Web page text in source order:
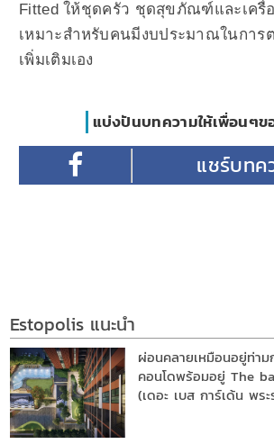
Fitted ให้ชุดครัว ชุดสุขภัณฑ์และเครื่
เหมาะสำหรับคนมีงบประมาณในการ
เพิ่มเติมเอง
แบ่งปันบทความให้เพื่อนๆ
Estopolis แนะนำ
ผ่อนคลายเหมือนอยู่ท่า
คอนโดพร้อมอยู่ The
(เดอะ เบส การ์เด้น พร